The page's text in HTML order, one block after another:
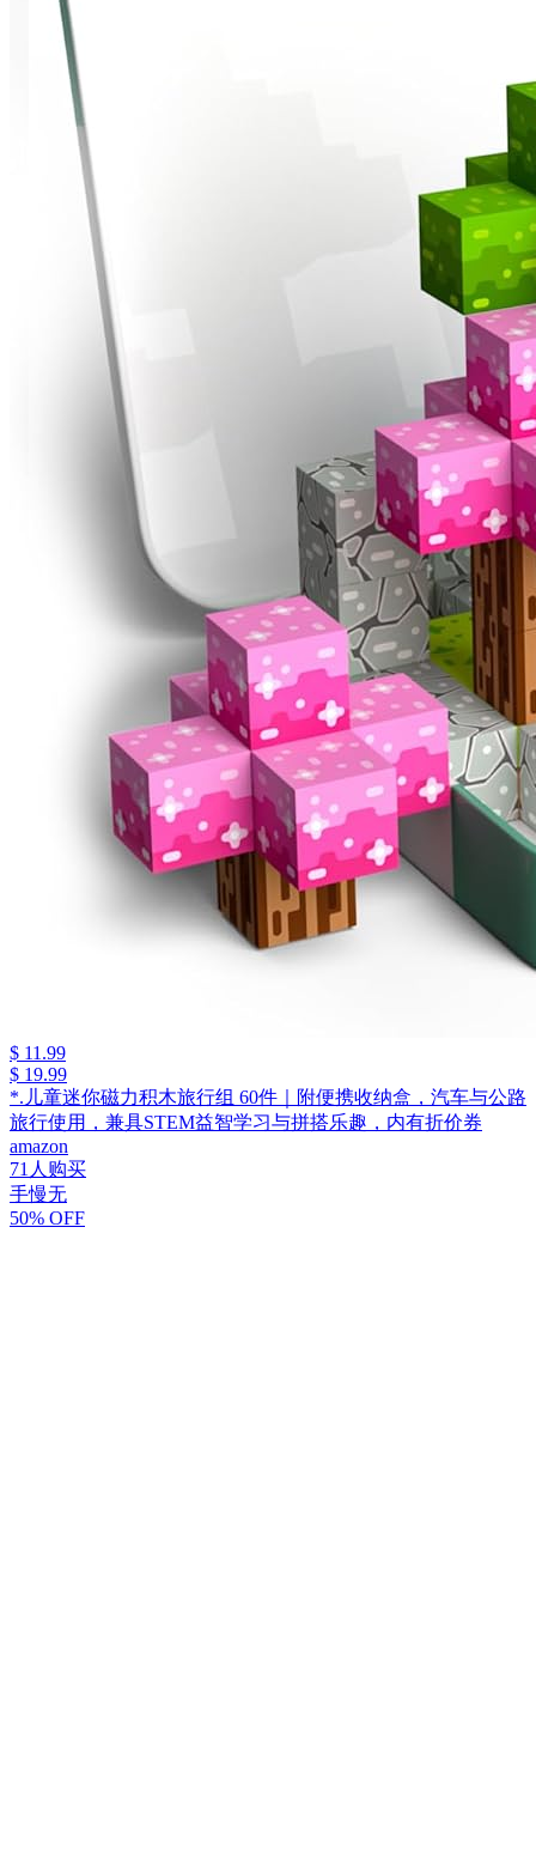
$ 11.99
$ 19.99
*.儿童迷你磁力积木旅行组 60件｜附便携收纳盒，汽车与公路
旅行使用，兼具STEM益智学习与拼搭乐趣，内有折价券
amazon
71人购买
手慢无
50% OFF